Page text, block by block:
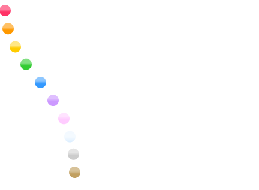
RSS
赤色の花のフリー写真素材
橙色の花のフリー写真素材
黄色の花のフリー写真素材
緑色の花のフリー写真素材
青色の花のフリー写真素材
紫色の花のフリー写真素材
白色の花のフリー写真素材
昆虫のフリー写真素材